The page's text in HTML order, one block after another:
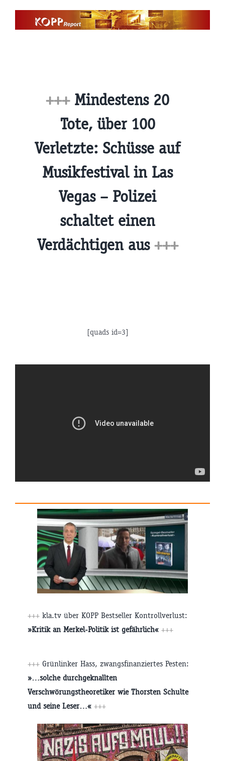
+++ Mindestens 20
Tote, über 100
Verletzte: Schüsse auf
Musikfestival in Las
Vegas – Polizei
schaltet einen
Verdächtigen aus +++
[quads id=3]
+++ kla.tv über KOPP Bestseller Kontrollverlust:
»Kritik an Merkel-Politik ist gefährlich« +++
+++ Grünlinker Hass, zwangsfinanziertes Pesten:
»…solche durchgeknallten
Verschwörungstheoretiker wie Thorsten Schulte
und seine Leser…« +++